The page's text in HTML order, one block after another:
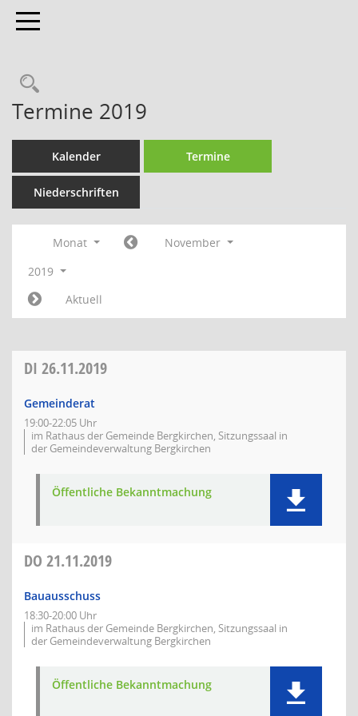
Toggle navigation
Termine 2019
Kalender Termine
Niederschriften
Monat
November
2019
Aktuell
DI 26.11.2019
Gemeinderat
19:00-22:05 Uhr
im Rathaus der Gemeinde Bergkirchen, Sitzungssaal in
der Gemeindeverwaltung Bergkirchen
Öffentliche Bekanntmachung
DO 21.11.2019
Bauausschuss
18:30-20:00 Uhr
im Rathaus der Gemeinde Bergkirchen, Sitzungssaal in
der Gemeindeverwaltung Bergkirchen
Öffentliche Bekanntmachung